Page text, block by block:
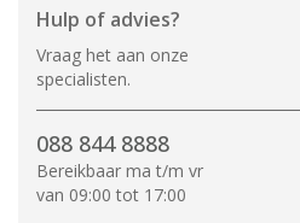
Hulp of advies?
Vraag het aan onze
specialisten.
088 844 8888
Bereikbaar ma t/m vr
van 09:00 tot 17:00